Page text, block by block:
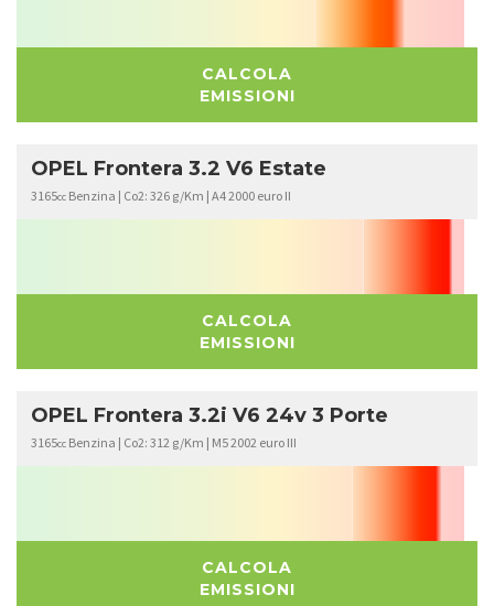
CALCOLA
EMISSIONI
OPEL Frontera 3.2 V6 Estate
3165cc Benzina | Co2: 326 g/Km | A4 2000 euro II
CALCOLA
EMISSIONI
OPEL Frontera 3.2i V6 24v 3 Porte
3165cc Benzina | Co2: 312 g/Km | M5 2002 euro III
CALCOLA
EMISSIONI